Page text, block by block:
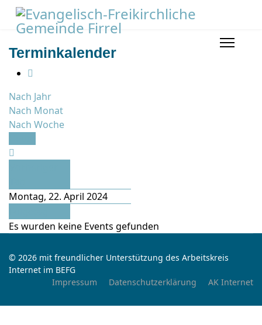
Terminkalender
Nach Jahr
Nach Monat
Nach Woche
Montag, 22. April 2024
Es wurden keine Events gefunden
© 2026 mit freundlicher Unterstützung des Arbeitskreis
Internet im BEFG
Impressum
Datenschutzerklärung AK Internet